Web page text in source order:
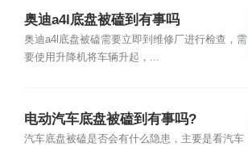
奥迪a4l底盘被磕到有事吗
奥迪a4l底盘被磕需要立即到维修厂进行检查，需
要使用升降机将车辆升起，...
电动汽车底盘被磕到有事吗?
汽车底盘被磕是否会有什么隐患，主要是看汽车